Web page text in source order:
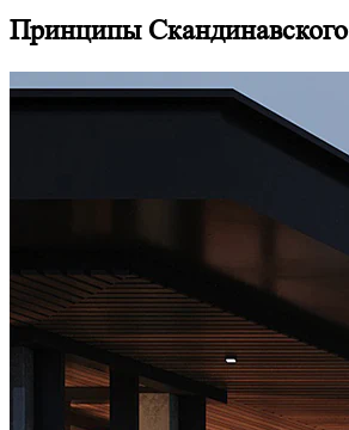
Принципы Скандинавского